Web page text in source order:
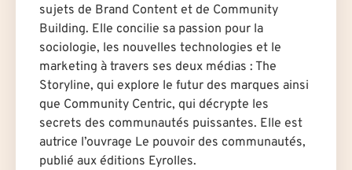
sujets de Brand Content et de Community
Building. Elle concilie sa passion pour la
sociologie, les nouvelles technologies et le
marketing à travers ses deux médias : The
Storyline, qui explore le futur des marques ainsi
que Community Centric, qui décrypte les
secrets des communautés puissantes. Elle est
autrice l’ouvrage Le pouvoir des communautés,
publié aux éditions Eyrolles.